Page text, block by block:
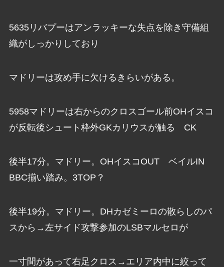
5635リバプーはアンラッキーな失点を除き守備組
織がしっかりしており
マドリーは攻め手に欠けるきらいがある。
5958マドリーは右からのクロスゴール前OHイスコ
が反転後シュート枠外GKカリウスが触る CK
後半17分。マドリー。OHイスコOUT ベイルIN
BBC揃い踏み。3TOP？
後半19分。マドリー。DHカゼミーロの散らしのパ
スから→左サイド攻撃参加のLSBマルセロが
一寸間があって右足クロス→エリア内中に絞って